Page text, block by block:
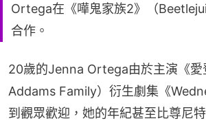
Ortega在《嘩鬼家族2》（
合作。
20歲的Jenna Ortega由於主演《
Addams Family）衍生劇集《
到觀眾歡迎，她的年紀甚至比尊尼